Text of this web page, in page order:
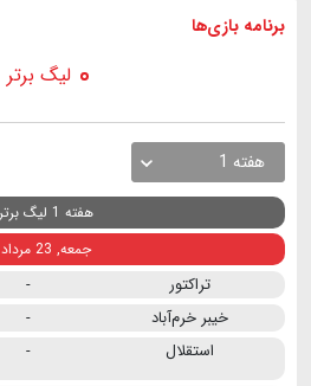
برنامه بازی ها
لیگ برتر
هفته 1
هفته 1 لیگ برتر
جمعه, 23 مرداد
تراکتور -
خیبر خرم‌آباد
-
استقلال
-